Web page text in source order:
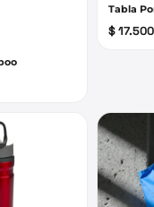
Tabla
$ 17.500